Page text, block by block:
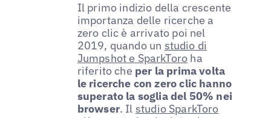
Il primo indizio della crescente
importanza delle ricerche a
zero clic è arrivato poi nel
2019, quando un studio di
Jumpshot e SparkToro ha
riferito che per la prima volta
le ricerche con zero clic hanno
superato la soglia del 50% nei
browser. Il studio SparkToro